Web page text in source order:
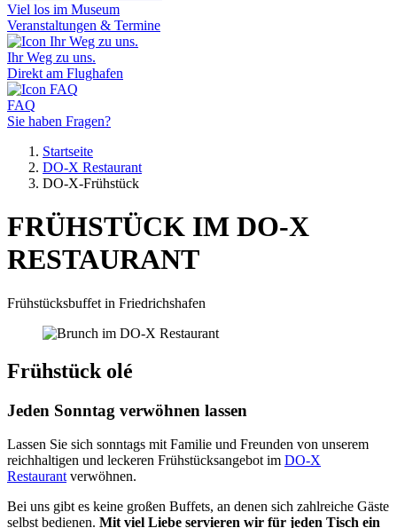
Viel los im Museum
Veranstaltungen & Termine
Ihr Weg zu uns.
Direkt am Flughafen
FAQ
Sie haben Fragen?
Startseite
DO-X Restaurant
DO-X-Frühstück
FRÜHSTÜCK IM DO-X
RESTAURANT
Frühstücksbuffet in Friedrichshafen
Frühstück olé
Jeden Sonntag verwöhnen lassen
Lassen Sie sich sonntags mit Familie und Freunden von unserem
reichhaltigen und leckeren Frühstücksangebot im DO-X
Restaurant verwöhnen.
Bei uns gibt es keine großen Buffets, an denen sich zahlreiche Gäste
selbst bedienen. Mit viel Liebe servieren wir für jeden Tisch ein